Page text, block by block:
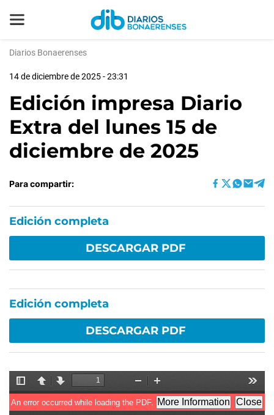
Diarios Bonaerenses
14 de diciembre de 2025 - 23:31
Edición impresa Diario
Extra del lunes 15 de
diciembre de 2025
Para compartir:
Edición completa
DESCARGAR PDF
Edición completa
DESCARGAR PDF